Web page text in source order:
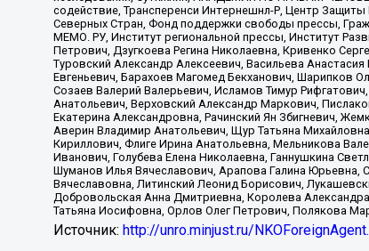
содействие, Трансперенси Интернешнл-Р, Центр
Северных Стран, Фонд поддержки свободы прессы,
МЕМО. РУ, Институт региональной прессы, Институт
Петрович, Дзугкоева Регина Николаевна, Кривенко
Туровский Александр Алексеевич, Васильева
Евгеньевич, Барахоев Магомед Бекханович, Шарипков
Созаев Валерий Валерьевич, Исламов Тимур
Анатольевич, Верховский Александр Маркович,
Екатерина Александровна, Рачинский Ян Збигневич,
Аверин Владимир Анатольевич, Щур Татьяна
Кириллович, Флиге Ирина Анатольевна, Мельникова
Иванович, Голубева Елена Николаевна, Ганнушкина
Шуманов Илья Вячеславович, Арапова Галина
Вячеславовна, Литинский Леонид Борисович,
Добровольская Анна Дмитриевна, Королева
Татьяна Иосифовна, Орлов Олег Петрович, Полякова
Источник: http://unro.minjust.ru/